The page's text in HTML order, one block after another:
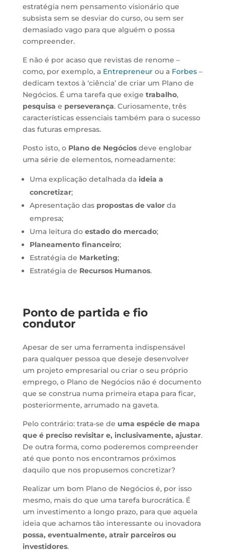
estratégia nem pensamento visionário que
subsista sem se desviar do curso, ou sem ser
demasiado vago para que alguém o possa
compreender.
E não é por acaso que revistas de renome –
como, por exemplo, a Entrepreneurou a Forbes–
dedicam textos à ‘ciência’ de criar um Plano de
Negócios. É uma tarefa que exige trabalho,
pesquisa e perseverança. Curiosamente, três
características essenciais também para o sucesso
das futuras empresas.
Posto isto, o Plano de Negóciosdeve englobar
uma série de elementos, nomeadamente:
Uma explicação detalhada da ideia a
concretizar;
Apresentação das propostas de valorda
empresa;
Uma leitura do estado do mercado;
Planeamento financeiro;
Estratégia de Marketing;
Estratégia de Recursos Humanos.
Ponto de partida e fio
condutor
Apesar de ser uma ferramenta indispensável
para qualquer pessoa que deseje desenvolver
um projeto empresarial ou criar o seu próprio
emprego, o Plano de Negócios não é documento
que se construa numa primeira etapa para ficar,
posteriormente, arrumado na gaveta.
Pelo contrário: trata-se de uma espécie de mapa
que é preciso revisitar e, inclusivamente, ajustar.
De outra forma, como poderemos compreender
até que ponto nos encontramos próximos
daquilo que nos propusemos concretizar?
Realizar um bom Plano de Negócios é, por isso
mesmo, mais do que uma tarefa burocrática. É
um investimento a longo prazo, para que aquela
ideia que achamos tão interessante ou inovadora
possa, eventualmente, atrair parceiros ou
investidores.